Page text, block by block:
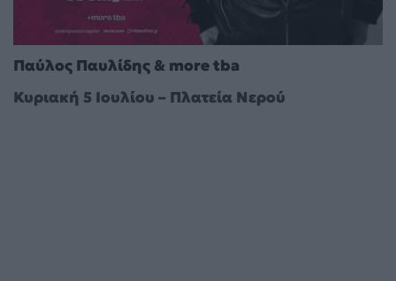
Παύλος Παυλίδης & more tba
Κυριακή 5 Ιουλίου – Πλατεία Νερού